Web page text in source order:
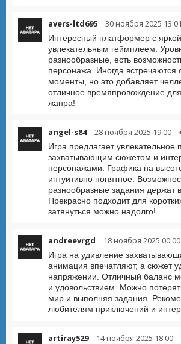
avers-ltd695 30 ноября 2025 13:01
Интересный платформер с
увлекательным геймплеем.
разнообразные, есть
персонажа. Иногда встречаются
моменты, но это добавляет
отличное времяпровождение
жанра!
angel-s84 28 ноября 2025 19:00
Игра предлагает увлекательное
захватывающим сюжетом и
персонажами. Графика на
интуитивно понятное.
разнообразные задания держат
Прекрасно подходит для
затянуться можно надолго!
andreevrgd 18 ноября 2025 00:00
Игра на удивление
анимация впечатляют, а сюжет
напряжении. Отличный баланс
и удовольствием. Можно
мир и выполняя задания.
любителям приключений и
artiray529 14 ноября 2025 18:00